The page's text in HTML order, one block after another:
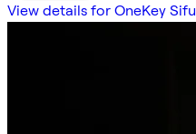
View details for OneKey Sifu